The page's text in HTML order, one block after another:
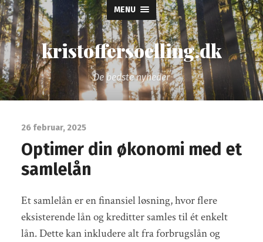
MENU
kristoffersoelling.dk
De bedste nyheder
26 februar, 2025
Optimer din økonomi med et
samlelån
Et samlelån er en finansiel løsning, hvor flere
eksisterende lån og kreditter samles til ét enkelt
lån. Dette kan inkludere alt fra forbrugslån og